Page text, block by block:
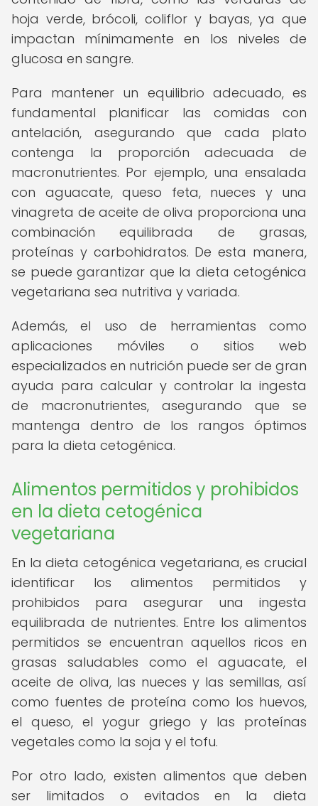
hoja verde, brócoli, coliflor y bayas, ya que
impactan mínimamente en los niveles de
glucosa en sangre.
Para mantener un equilibrio adecuado, es
fundamental planificar las comidas con
antelación, asegurando que cada plato
contenga la proporción adecuada de
macronutrientes. Por ejemplo, una ensalada
con aguacate, queso feta, nueces y una
vinagreta de aceite de oliva proporciona una
combinación equilibrada de grasas,
proteínas y carbohidratos. De esta manera,
se puede garantizar que la dieta cetogénica
vegetariana sea nutritiva y variada.
Además, el uso de herramientas como
aplicaciones móviles o sitios web
especializados en nutrición puede ser de gran
ayuda para calcular y controlar la ingesta
de macronutrientes, asegurando que se
mantenga dentro de los rangos óptimos
para la dieta cetogénica.
Alimentos permitidos y prohibidos
en la dieta cetogénica
vegetariana
En la dieta cetogénica vegetariana, es crucial
identificar los alimentos permitidos y
prohibidos para asegurar una ingesta
equilibrada de nutrientes. Entre los alimentos
permitidos se encuentran aquellos ricos en
grasas saludables como el aguacate, el
aceite de oliva, las nueces y las semillas, así
como fuentes de proteína como los huevos,
el queso, el yogur griego y las proteínas
vegetales como la soja y el tofu.
Por otro lado, existen alimentos que deben
ser limitados o evitados en la dieta